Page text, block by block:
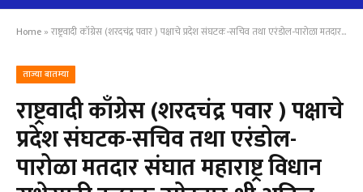
Home » राष्ट्रवादी काँग्रेस (शरदचंद्र पवार ) पक्षाचे प्रदेश संघटक-सचिव तथा एरंडोल-पारोळा मतदार संघात महाराष्ट्र विधान सभेसाठी इच्छुक उमेदवार श्री.अनिल महाजन यांची पत्रकार परिषद संपन्न
ताज्या बातम्या
राष्ट्रवादी काँग्रेस (शरदचंद्र पवार ) पक्षाचे
प्रदेश संघटक-सचिव तथा एरंडोल-
पारोळा मतदार संघात महाराष्ट्र विधान